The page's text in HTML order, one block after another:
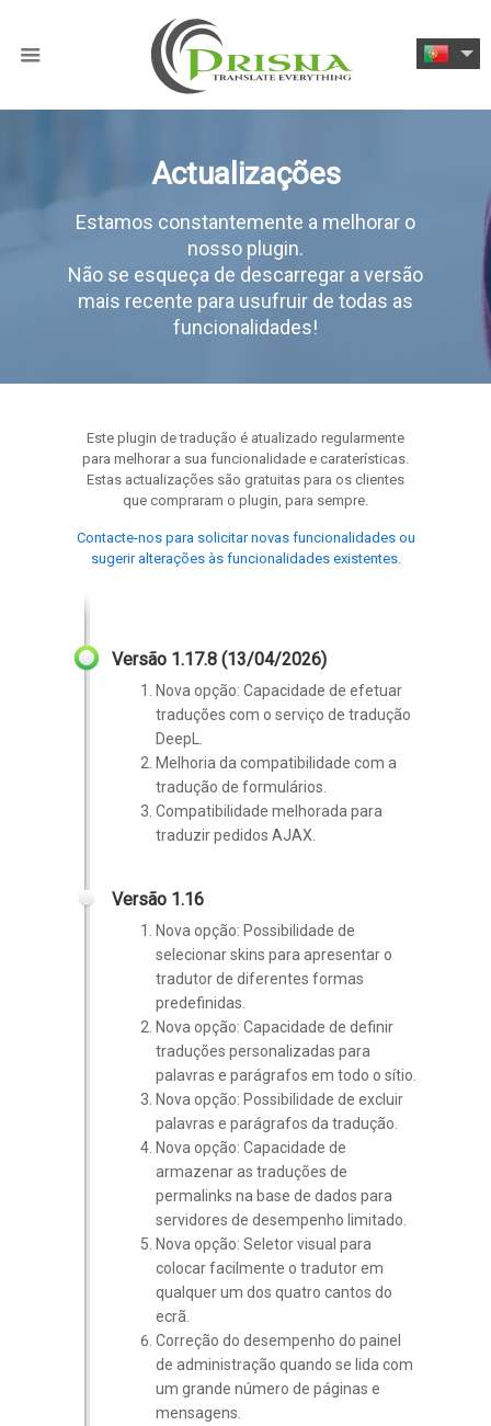
Actualizações
Estamos constantemente a melhorar o
nosso plugin.
Não se esqueça de descarregar a versão
mais recente para usufruir de todas as
funcionalidades!
Este plugin de tradução é atualizado regularmente
para melhorar a sua funcionalidade e caraterísticas.
Estas actualizações são gratuitas para os clientes
que compraram o plugin, para sempre.
Contacte-nos para solicitar novas funcionalidades ou
sugerir alterações às funcionalidades existentes.
Versão 1.17.8 (13/04/2026)
Nova opção: Capacidade de efetuar
traduções com o serviço de tradução
DeepL.
Melhoria da compatibilidade com a
tradução de formulários.
Compatibilidade melhorada para
traduzir pedidos AJAX.
Versão 1.16
Nova opção: Possibilidade de
selecionar skins para apresentar o
tradutor de diferentes formas
predefinidas.
Nova opção: Capacidade de definir
traduções personalizadas para
palavras e parágrafos em todo o sítio.
Nova opção: Possibilidade de excluir
palavras e parágrafos da tradução.
Nova opção: Capacidade de
armazenar as traduções de
permalinks na base de dados para
servidores de desempenho limitado.
Nova opção: Seletor visual para
colocar facilmente o tradutor em
qualquer um dos quatro cantos do
ecrã.
Correção do desempenho do painel
de administração quando se lida com
um grande número de páginas e
mensagens.